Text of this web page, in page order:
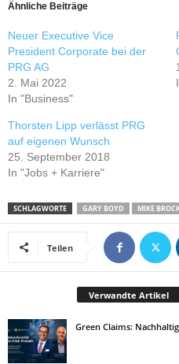
Ähnliche Beiträge
Neuer Executive Vice
President Corporate bei der
PRG AG
2. Mai 2022
In "Business"
Thorsten Lipp verlässt PRG
auf eigenen Wunsch
25. September 2018
In "Jobs + Karriere"
SCHLAGWORTE GARY BOYD MIKE
Teilen
Verwandte Artikel
Green Claims: